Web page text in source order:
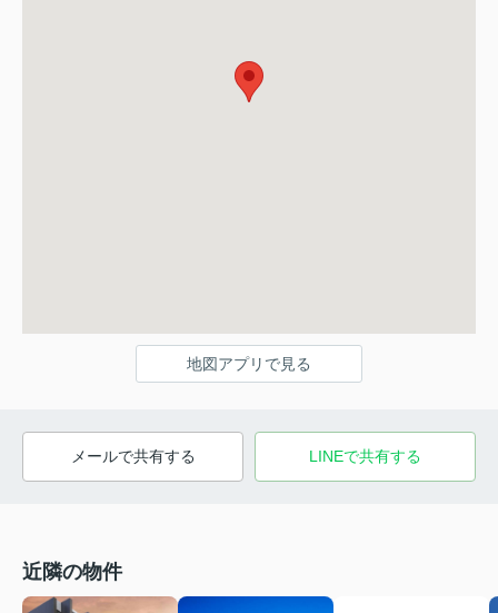
地図アプリで見る
メールで共有する LINEで共有する
近隣の物件